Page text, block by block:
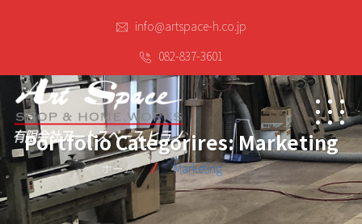
info@artspace-h.co.jp
082-837-3601
Portfolio Categorires:Marketing
ホーム Marketing